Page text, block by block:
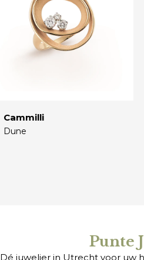
Cammilli
Dune
Punte
Dé juwelier in Utrecht voor uw